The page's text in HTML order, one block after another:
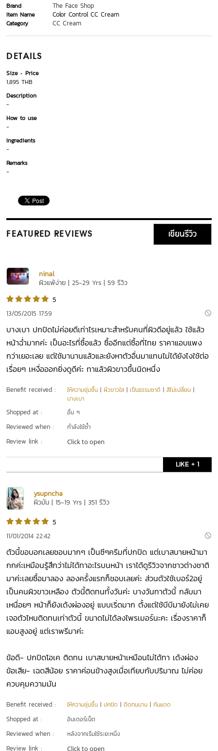
Brand The Face Shop
Item Name Color Control CC Cream
Category CC Cream
DETAILS
Size
Price
1,895 THB
Description
-
How to use
-
Ingredients
-
Remarks
-
FEATURED REVIEWS เขียนรีวิว
ninal
ผิวแพ้ง่าย | 25-29 Yrs | 59 รีวิว
5
13/05/2015 17:59
บางเบา ปกปิดไม่ค่อยดีเท่าไรเหมาะสำหรับคนที่ผิวดีอยู่แล้ว ใช้แล้ว
หน้าฉ่ำมากค่ะ เป็นอะไรที่ซื้อแล้ว ซื้ออีกแต่ซื้อที่ไทย ราคาแอบแพง
กว่าเยอะเลย แต่ใช้มานานแล้วและยังหาตัวอื่นมาแทนไม่ได้ยังไงใช้ต่อ
เรื่อยๆ เหงื่อออกยิ่งดูดีค่ะ ทาแล้วผิวขาวขึ้นนิดหนึ่ง
Benefit received : ให้ความชุ่มชื้น |ผิวขาวใส |เป็นธรรมชาติ |สีไม่เปลี่ยน |
บางเบา
Shopped at : อื่น ๆ
Reviewed when : กำลังใช้ซ้ำ
Review link : Click to open
LIKE + 1
ysupncha
ผิวมัน | 15-19 Yrs | 351 รีวิว
5
11/01/2014 22:42
ตัวนี้ขอบอกเลยชอบมากๆ เป็นซีๆครีมที่ปกปิด แต่เบาสบายหน้ามา
กกค่ะเหมือนรู้สึกว่าไม่ได้ทาอะไรบนหน้า เราได้ดูรีวิวจากชาวต่างชาติ
มาค่ะเลยซื้อมาลอง ลองครั้งแรกก็ชอบเลยค่ะ ส่วนตัวใช้เบอร์2อยู่
เป็นคนผิวขาวเหลือง ตัวนี้ติดทนทั้งวันค่ะ บางวันทาตัวนี้ กลับมา
เหนื่อยๆ หน้าก็ยังเด้งผ่องอยู่ แบบเริ่ดมาก ตั้งแต่ใช้บีบีมายังไม่เคย
เจอตัวไหนติดทนเท่าตัวนี้ ขนาดไม่ได้ลงไพรเมอร์นะคะ เรื่องราคาก็
แอบสูงอยู่ แต่เราพรีมาค่ะ
ข้อดี- ปกปิดโอเค ติดทน เบาสบายหน้าเหมือนไม่ได้ทา เด้งผ่อง
ข้อเสีย- เฉดสีน้อย ราคาค่อนข้างสูงเมื่อเทียบกับปริมาณ ไม่ค่อย
ควบคุมความมัน
Benefit received : ให้ความชุ่มชื้น |ปกปิด |ติดทนนาน |กันแดด
Shopped at : อินเตอร์เน็ต
Reviewed when : หลังจากเริ่มใช้ระยะหนึ่ง
Review link : Click to open